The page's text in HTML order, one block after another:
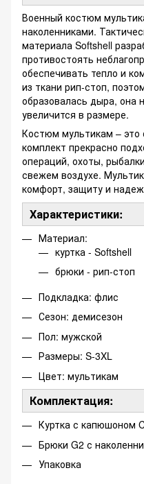
Военный костюм
наколенниками.
материала Softshell
противостоять
обеспечивать тепло и
из ткани рип-стоп,
образовалась дыра, она
увеличится в размере.
Костюм мультикам – это
комплект прекрасно
операций, охоты,
свежем воздухе.
комфорт, защиту и
Характеристики:
Материал:
куртка - Softshell
брюки - рип-стоп
Подкладка: флис
Сезон: демисезон
Пол: мужской
Размеры: S-3XL
Цвет: мультикам
Комплектация:
Куртка с капюшоном
Брюки G2 с
Упаковка